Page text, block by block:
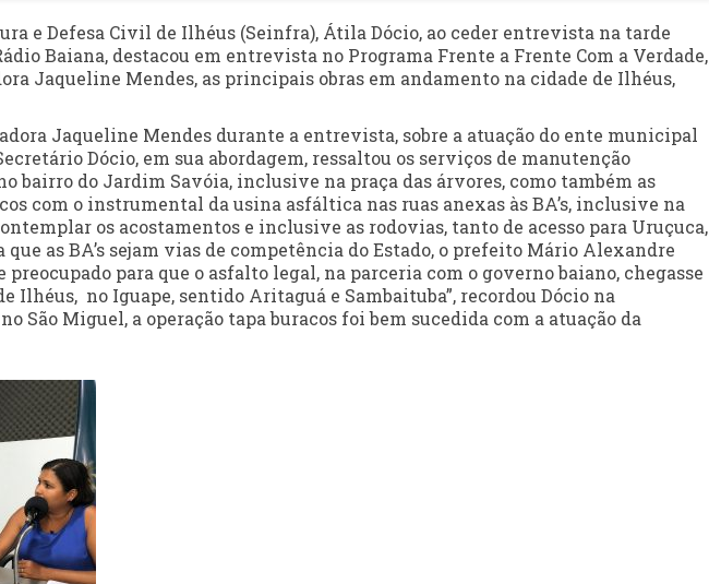
e Defesa Civil de Ilhéus (Seinfra), Átila Dócio, ao ceder entrevista na tarde
Baiana, destacou em entrevista no Programa Frente a Frente Com a Verdade,
Jaqueline Mendes, as principais obras em andamento na cidade de Ilhéus,
Jaqueline Mendes durante a entrevista, sobre a atuação do ente municipal
Dócio, em sua abordagem, ressaltou os serviços de manutenção
bairro do Jardim Savóia, inclusive na praça das árvores, como também as
com o instrumental da usina asfáltica nas ruas anexas às BA’s, inclusive na
os acostamentos e inclusive as rodovias, tanto de acesso para Uruçuca,
as BA’s sejam vias de competência do Estado, o prefeito Mário Alexandre
para que o asfalto legal, na parceria com o governo baiano, chegasse
Ilhéus, no Iguape, sentido Aritaguá e Sambaituba”, recordou Dócio na
São Miguel, a operação tapa buracos foi bem sucedida com a atuação da